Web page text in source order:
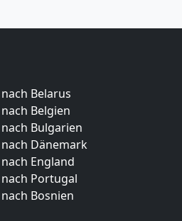
Belarus
Belgien
Bulgarien
Dänemark
England
Portugal
Bosnien